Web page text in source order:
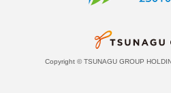
Copyright © TSUNAGU GROUP